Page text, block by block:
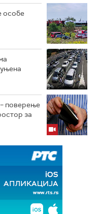
особе
поверење
за